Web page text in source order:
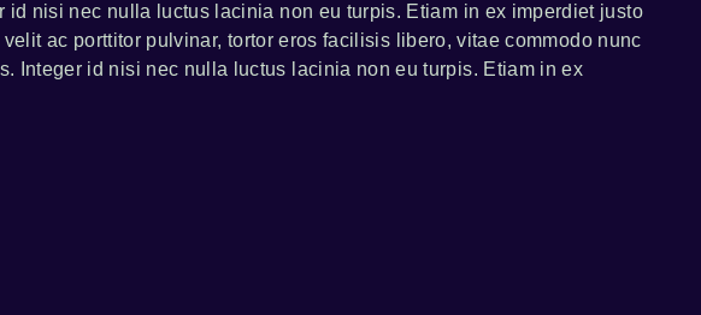
nisi nec nulla luctus lacinia non eu turpis. Etiam in ex imperdiet justo
ac porttitor pulvinar, tortor eros facilisis libero, vitae commodo nunc
Integer id nisi nec nulla luctus lacinia non eu turpis. Etiam in ex